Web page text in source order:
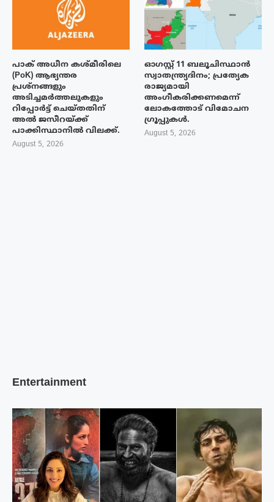
പാക് അധീന കശ്മീരിലെ
(PoK) ആഭ്യന്തര
പ്രശ്നങ്ങളും
അടിച്ചമർത്തലുകളും
റിപ്പോർട്ട് ചെയ്തതിന്
അൽ ജസീറയ്‌ക്ക്
പാക്കിസ്ഥാനിൽ വിലക്ക്.
August 5, 2026
ഓഗസ്റ്റ് 11 ബലൂചിസ്ഥാൻ
സ്വാതന്ത്ര്യദിനം; പ്രത്യേക
രാജ്യമായി
അംഗീകരിക്കണമെന്ന്
ലോകത്തോട് വിമോചന
ഗ്രൂപ്പുകൾ.
August 5, 2026
Entertainment